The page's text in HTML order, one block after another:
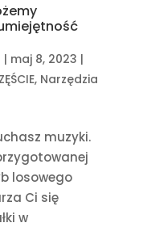
| maj 8, 2023 |
, Narzędzia
muzyki.
losowego
Ci się
w